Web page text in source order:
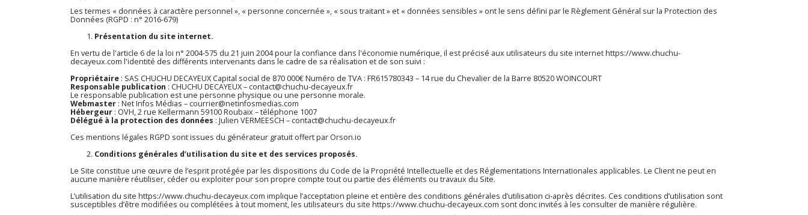
Les termes « données à caractère personnel », « personne concernée », « sous traitant » et « données sensibles » ont le sens défini par le Règlement Général sur la Protection des
Données (RGPD : n° 2016-679)
Présentation du site internet.
En vertu de l'article 6 de la loi n° 2004-575 du 21 juin 2004 pour la confiance dans l'économie numérique, il est précisé aux utilisateurs du site internethttps://www.chuchu-
decayeux.com l'identité des différents intervenants dans le cadre de sa réalisation et de son suivi :
Propriétaire : SAS CHUCHU DECAYEUX Capital social de 870 000€ Numéro de TVA : FR615780343 – 14 rue du Chevalier de la Barre 80520 WOINCOURT
Responsable publication : CHUCHU DECAYEUX – contact@chuchu-decayeux.fr
Le responsable publication est une personne physique ou une personne morale.
Webmaster : Net Infos Médias – courrier@netinfosmedias.com
Hébergeur : OVH, 2 rue Kellermann 59100 Roubaix – téléphone 1007
Délégué à la protection des données : Julien VERMEESCH – contact@chuchu-decayeux.fr
Ces mentions légales RGPD sont issues du générateur gratuit offert par Orson.io
Conditions générales d’utilisation du site et des services proposés.
Le Site constitue une œuvre de l’esprit protégée par les dispositions du Code de la Propriété Intellectuelle et des Réglementations Internationales applicables. Le Client ne peut en
aucune manière réutiliser, céder ou exploiter pour son propre compte tout ou partie des éléments ou travaux du Site.
L’utilisation du site https://www.chuchu-decayeux.com implique l’acceptation pleine et entière des conditions générales d’utilisation ci-après décrites. Ces conditions d’utilisation sont
susceptibles d’être modifiées ou complétées à tout moment, les utilisateurs du site https://www.chuchu-decayeux.com sont donc invités à les consulter de manière régulière.